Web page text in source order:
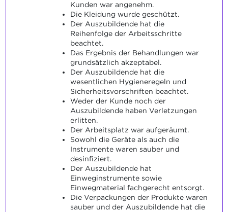
Kunden war angenehm.
Die Kleidung wurde geschützt.
Der Auszubildende hat die
Reihenfolge der Arbeitsschritte
beachtet.
Das Ergebnis der Behandlungen war
grundsätzlich akzeptabel.
Der Auszubildende hat die
wesentlichen Hygieneregeln und
Sicherheitsvorschriften beachtet.
Weder der Kunde noch der
Auszubildende haben Verletzungen
erlitten.
Der Arbeitsplatz war aufgeräumt.
Sowohl die Geräte als auch die
Instrumente waren sauber und
desinfiziert.
Der Auszubildende hat
Einweginstrumente sowie
Einwegmaterial fachgerecht entsorgt.
Die Verpackungen der Produkte waren
sauber und der Auszubildende hat die